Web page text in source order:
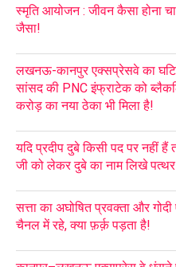
स्मृति आयोजन : जीवन कैसा होना
जैसा!
लखनऊ-कानपुर एक्सप्रेसवे का
सांसद की PNC इंफ्राटेक को
करोड़ का नया ठेका भी मिला है!
यदि प्रदीप दुबे किसी पद पर नहीं
जी को लेकर दुबे का नाम लिखे
सत्ता का अघोषित प्रवक्ता और
चैनल में रहे, क्या फ़र्क़ पड़ता है!